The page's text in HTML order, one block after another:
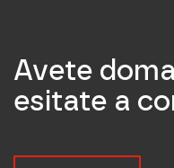
Avete
esitate a